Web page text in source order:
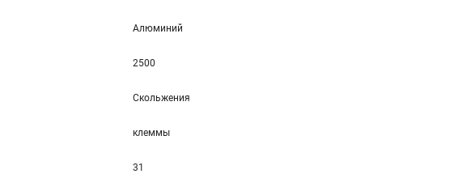
Алюминий
2500
Скольжения
клеммы
31